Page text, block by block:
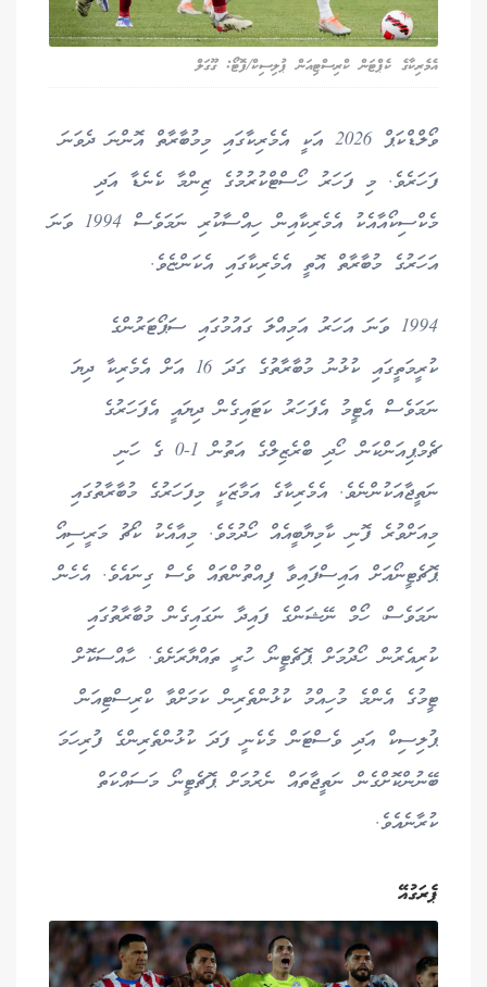
އެމެރިކާގެ ކެޕްޓަން ކްރިސްޓިއަން ޕުލިސިކް/ފޮޓޯ: ގޫގަލް
ވޯލްޑްކަޕް 2026 އަކީ އެމެރިކާގައި މިމުބާރާތް އޮންނަ ދެވަނަ
ފަހަރެވެ. މި ފަހަރު ހޯސްޓްކުރުމުގެ ޒިންމާ ކެނެޑާ އަދި
މެކްސިކޯއާއެކު އެމެރިކާއިން ހިއްސާކުރި ނަމަވެސް 1994 ވަނަ
އަހަރުގެ މުބާރާތް އޮތީ އެމެރިކާގައި އެކަންޏެވެ.
1994 ވަނަ އަހަރު އަމިއްލަ ގައުމުގައި ސަޕޯޓަރުންގެ
ކުރީމަތީގައި ކުޅުނު މުބާރާތުގެ ގަދަ 16 އަށް އެމެރިކާ ދިޔަ
ނަމަވެސް އެޓީމު އެފަހަރު ކަޓައިގެން ދިޔައީ އެފަހަރުގެ
ޗެމްޕިއަންކަން ހޯދި ބްރެޒިލްގެ އަތުން 1-0 ގެ ހަނި
ނަތީޖާއަކުންނެވެ. އެމެރިކާގެ އަމާޒަކީ މިފަހަރުގެ މުބާރާތުގައި
މިއަށްވުރެ ފޮނި ކާމިޔާބީއެއް ހޯދުމެވެ. މިއާއެކު ކޯޗު މަރީސިއޯ
ޕޮޗެޓީނޯއަށް އައިސްފައިވާ ފިއްތުންތައް ވެސް ގިނައެވެ. އެހެން
ނަމަވެސް، ހޯމް ނޭޝަންގެ ފައިދާ ނަގައިގެން މުބާރާތުގައި
ކުރިއެރުން ހޯދުމަށް ޕޮޗެޓީނޯ ހުރީ ތައްޔާރަށެވެ. ހާއްސަކޮށް
ޓީމުގެ އެންމެ މުހިއްމު ކުޅުންތެރިން ކަމަށްވާ ކްރިސްޓިއަން
ޕުލިސިކް އަދި ވެސްޓަން މެކެނީ ފަދަ ކުޅުންތެރިންގެ ފުރިހަމަ
ބޭނުންކޮށްގެން ނަތީޖާތައް ނެރުމަށް ޕޮޗެޓީނޯ މަސައްކަތް
ކުރާނެއެވެ.
ޕެރަގުއޭ